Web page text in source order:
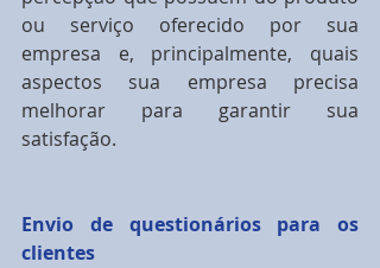
ou serviço oferecido por sua
empresa e, principalmente, quais
aspectos sua empresa precisa
melhorar para garantir sua
satisfação.
Envio de questionários para os
clientes